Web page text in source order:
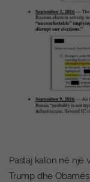
Pastaj kalon në një
Trump dhe